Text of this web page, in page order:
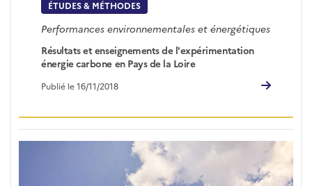
ÉTUDES & MÉTHODES
Performances environnementales et énergétiques
Résultats et enseignements de l'expérimentation
énergie carbone en Pays de la Loire
Publié le 16/11/2018